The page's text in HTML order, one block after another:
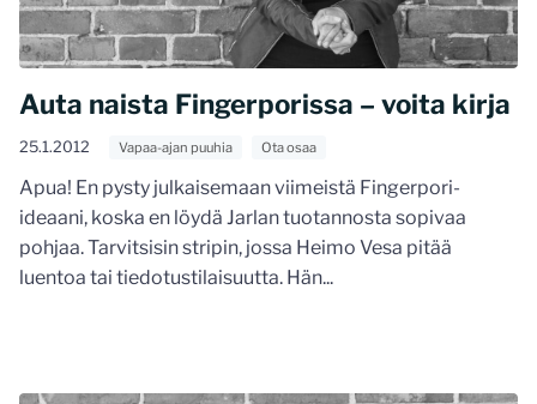
Auta naista Fingerporissa – voita kirja
25.1.2012 Vapaa-ajan puuhia Ota osaa
Apua! En pysty julkaisemaan viimeistä Fingerpori-
ideaani, koska en löydä Jarlan tuotannosta sopivaa
pohjaa. Tarvitsisin stripin, jossa Heimo Vesa pitää
luentoa tai tiedotustilaisuutta. Hän...